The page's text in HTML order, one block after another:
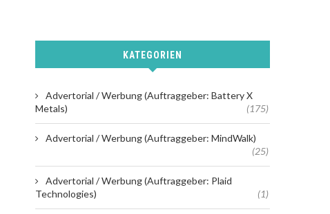
KATEGORIEN
Advertorial / Werbung (Auftraggeber: Battery X
Metals)
(175)
Advertorial / Werbung (Auftraggeber: MindWalk)
(25)
Advertorial / Werbung (Auftraggeber: Plaid
Technologies)
(1)